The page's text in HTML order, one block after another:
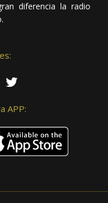
diferencia la radio
APP: